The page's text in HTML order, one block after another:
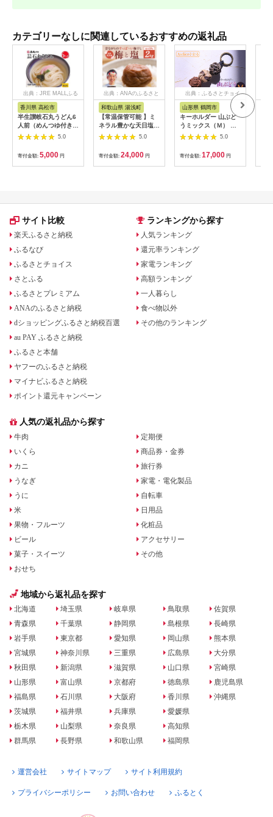
カテゴリーなしに関連しているおすすめの返礼品
出典：JRE MALLふる
さと納税
香川県 高松市
半生讃岐石丸うどん6
人前（めんつゆ付き）
麺300g×2袋
5.0
寄付金額: 5,000 円
出典：ANAのふるさと
和歌山県 湯浅町
【常温保管可能 】ミ
ネラル豊かな天日塩だ
けで漬けた無添加梅干
し2kg 梅ボーイズ｜
B201_EP6024
5.0
寄付金額: 24,000 円
出典：ふるさとチョイ
山形県 鶴岡市
キーホルダー 山ぶど
うミックス（Ｍ） 山
形県鶴岡市 アトリエ
かおる | 山葡萄 雑貨
キーホルダー ギフト
贈り物 お取り寄せ 返
礼品
5.0
寄付金額: 17,000 円
サイト比較
楽天ふるさと納税
ふるなび
ふるさとチョイス
さとふる
ふるさとプレミアム
ANAのふるさと納税
dショッピングふるさと納税百選
au PAY ふるさと納税
ふるさと本舗
ヤフーのふるさと納税
マイナビふるさと納税
ポイント還元キャンペーン
ランキングから探す
人気ランキング
還元率ランキング
家電ランキング
高額ランキング
一人暮らし
食べ物以外
その他のランキング
人気の返礼品から探す
牛肉
いくら
カニ
うなぎ
うに
米
果物・フルーツ
ビール
菓子・スイーツ
おせち
定期便
商品券・金券
旅行券
家電・電化製品
自転車
日用品
化粧品
アクセサリー
その他
地域から返礼品を探す
北海道
青森県
岩手県
宮城県
秋田県
山形県
福島県
茨城県
栃木県
群馬県
埼玉県
千葉県
東京都
神奈川県
新潟県
富山県
石川県
福井県
山梨県
長野県
岐阜県
静岡県
愛知県
三重県
滋賀県
京都府
大阪府
兵庫県
奈良県
和歌山県
鳥取県
島根県
岡山県
広島県
山口県
徳島県
香川県
愛媛県
高知県
福岡県
佐賀県
長崎県
熊本県
大分県
宮崎県
鹿児島県
沖縄県
運営会社 サイトマップ サイト利用規約
プライバシーポリシー お問い合わせ ふるとく